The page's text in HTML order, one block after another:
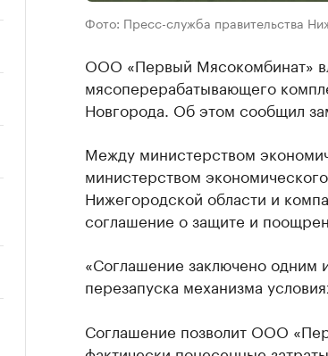
Фото: Пресс-служба правительства
ООО «Первый Мясокомбинат»
мясоперерабатывающего
Новгорода. Об этом сообщил
Между министерством
министерством
Нижегородской области и
соглашение о защите и
«Соглашение заключено
перезапуска механизма
Соглашение позволит ООО